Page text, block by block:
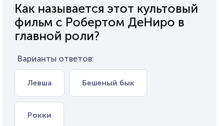
Как называется этот культовый
фильм с Робертом ДеНиро в
главной роли?
Варианты ответов:
Левша Бешеный бык
Рокки